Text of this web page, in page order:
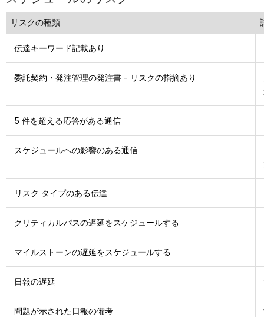
リスクの種類
伝達キーワード記載あり
委託契約・発注管理の発注書 - リスクの指摘あり
5 件を超える応答がある通信
スケジュールへの影響のある通信
リスク タイプのある伝達
クリティカルパスの遅延をスケジュールする
マイルストーンの遅延をスケジュールする
日報の遅延
問題が示された日報の備考